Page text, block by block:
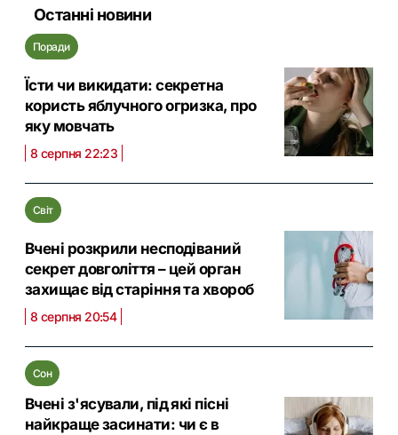
Останні новини
Поради
Їсти чи викидати: секретна
користь яблучного огризка, про
яку мовчать
8 серпня 22:23
Світ
Вчені розкрили несподіваний
секрет довголіття – цей орган
захищає від старіння та хвороб
8 серпня 20:54
Сон
Вчені з'ясували, під які пісні
найкраще засинати: чи є в